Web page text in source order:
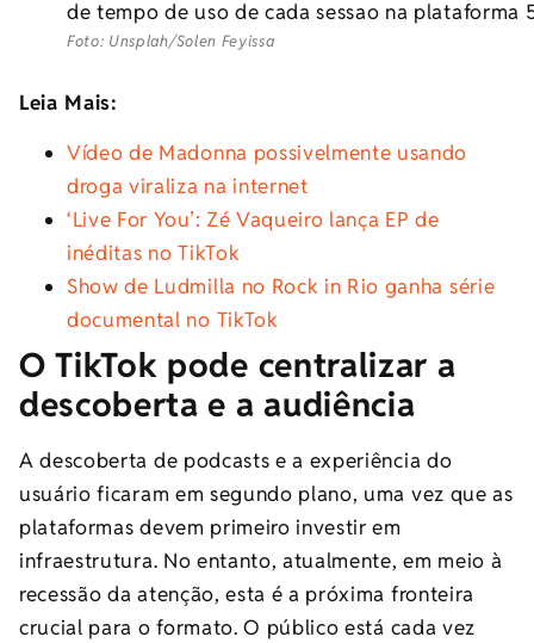
Foto: Unsplah/Solen Feyissa
Leia Mais:
Vídeo de Madonna possivelmente usando
droga viraliza na internet
‘Live For You’: Zé Vaqueiro lança EP de
inéditas no TikTok
Show de Ludmilla no Rock in Rio ganha série
documental no TikTok
O TikTok pode centralizar a
descoberta e a audiência
A descoberta de podcasts e a experiência do
usuário ficaram em segundo plano, uma vez que as
plataformas devem primeiro investir em
infraestrutura. No entanto, atualmente, em meio à
recessão da atenção, esta é a próxima fronteira
crucial para o formato. O público está cada vez